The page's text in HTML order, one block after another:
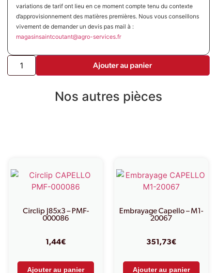
variations de tarif ont lieu en ce moment compte tenu du contexte
d’approvisionnement des matières premières. Nous vous conseillons
vivement de demander un devis pas mail à :
magasinsaintcoutant@agro-services.fr
Ajouter au panier
Nos autres pièces
Circlip J85x3 – PMF-
000086
1,44€
Ajouter au panier
Embrayage Capello – M1-
20067
351,73€
Ajouter au panier